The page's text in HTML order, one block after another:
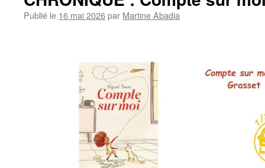
Publié le 16 mai 2026par Martine Abadia